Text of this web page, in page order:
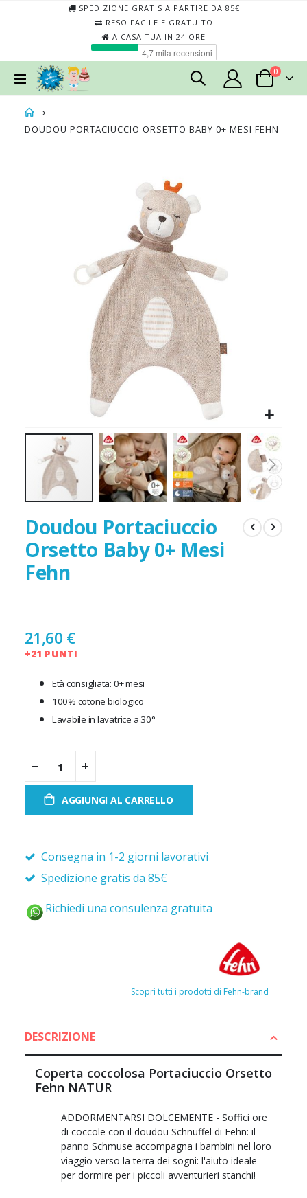
SPEDIZIONE GRATIS A PARTIRE DA 85€
RESO FACILE E GRATUITO
A CASA TUA IN 24 ORE
Toggle
Nav
Cart
0elementi
DOUDOU PORTACIUCCIO ORSETTO BABY 0+ MESI FEHN
Doudou Portaciuccio
Orsetto Baby 0+ Mesi
Fehn
21,60 €
+21 PUNTI
Età consigliata: 0+ mesi
100% cotone biologico
Lavabile in lavatrice a 30°
AGGIUNGI AL CARRELLO
Consegna in 1-2 giorni lavorativi
Spedizione gratis da 85€
Richiedi una consulenza gratuita
Scopri tutti i prodotti di Fehn-brand
DESCRIZIONE
Coperta coccolosa Portaciuccio Orsetto
Fehn NATUR
ADDORMENTARSI DOLCEMENTE - Soffici ore
di coccole con il doudou Schnuffel di Fehn: il
panno Schmuse accompagna i bambini nel loro
viaggio verso la terra dei sogni: l'aiuto ideale
per dormire per i piccoli avventurieri stanchi!